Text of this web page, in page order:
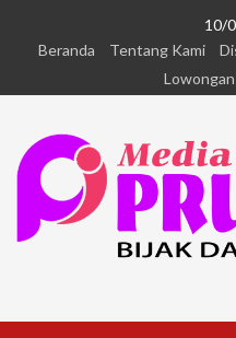
10/
Beranda
Tentang Kami
Lowongan